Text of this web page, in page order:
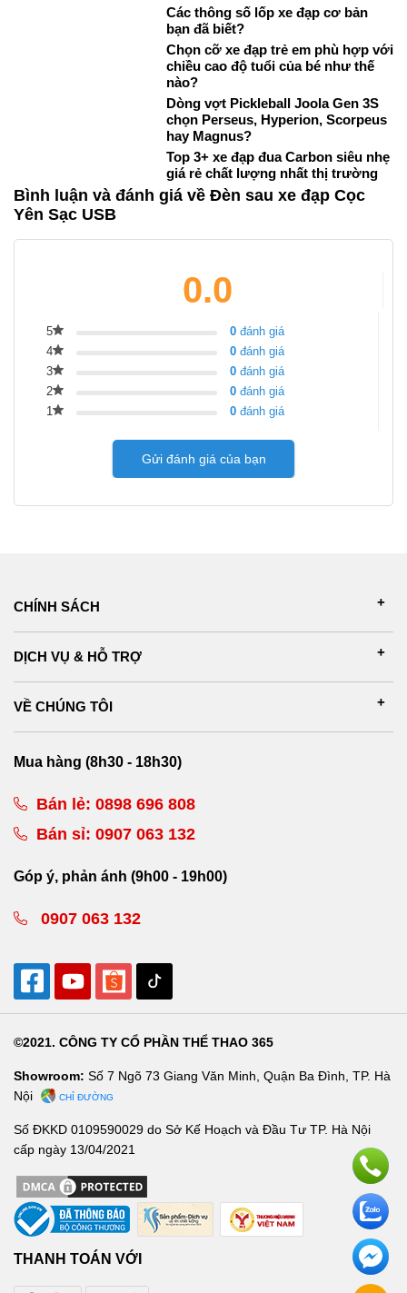
Các thông số lốp xe đạp cơ bản
bạn đã biết?
Chọn cỡ xe đạp trẻ em phù hợp với
chiều cao độ tuổi của bé như thế
nào?
Dòng vợt Pickleball Joola Gen 3S
chọn Perseus, Hyperion, Scorpeus
hay Magnus?
Top 3+ xe đạp đua Carbon siêu nhẹ
giá rẻ chất lượng nhất thị trường
Bình luận và đánh giá về Đèn sau xe đạp Cọc
Yên Sạc USB
0.0
5 0 đánh giá
4
0 đánh giá
3
0 đánh giá
2
0 đánh giá
1
0 đánh giá
Gửi đánh giá của bạn
CHÍNH SÁCH
DỊCH VỤ & HỖ TRỢ
VỀ CHÚNG TÔI
Mua hàng (8h30 - 18h30)
Bán lẻ: 0898 696 808
Bán sỉ: 0907 063 132
Góp ý, phản ánh (9h00 - 19h00)
0907 063 132
©2021. CÔNG TY CỔ PHẦN THỂ THAO 365
Showroom: Số 7 Ngõ 73 Giang Văn Minh, Quận Ba Đình, TP. Hà
Nội
CHỈ ĐƯỜNG
Số ĐKKD 0109590029 do Sở Kế Hoạch và Đầu Tư TP. Hà Nội
cấp ngày 13/04/2021
THANH TOÁN VỚI